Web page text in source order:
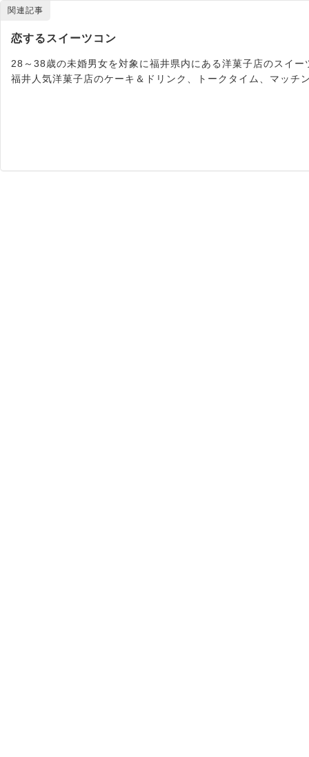
関連記事
恋するスイーツコン
28～38歳の未婚男女を対象に福井県内にある洋菓子店のスイ
福井人気洋菓子店のケーキ＆ドリンク、トークタイム、マッチ